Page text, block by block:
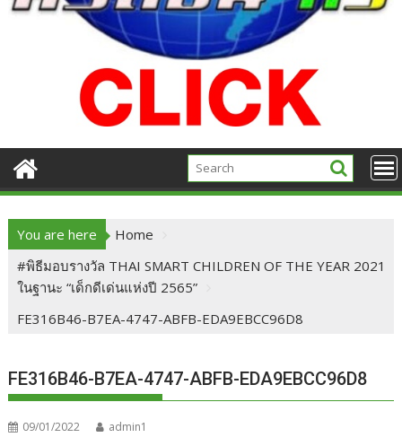
You are here
Home
#พิธีมอบรางวัล THAI SMART CHILDREN OF THE YEAR 2021
ในฐานะ “เด็กดีเด่นแห่งปี 2565”
FE316B46-B7EA-4747-ABFB-EDA9EBCC96D8
FE316B46-B7EA-4747-ABFB-EDA9EBCC96D8
09/01/2022 admin1